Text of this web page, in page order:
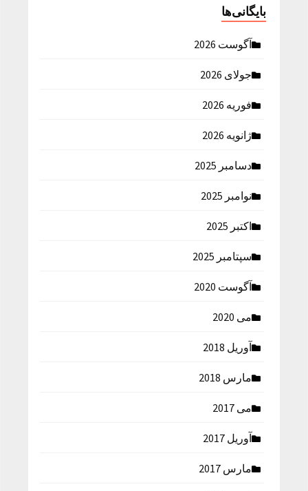
بایگانی‌ها
آگوست 2026
جولای 2026
فوریه 2026
ژانویه 2026
دسامبر 2025
نوامبر 2025
اکتبر 2025
سپتامبر 2025
آگوست 2020
می 2020
آوریل 2018
مارس 2018
می 2017
آوریل 2017
مارس 2017